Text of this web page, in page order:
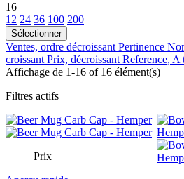
16
12 24 36 100 200
Sélectionner
Ventes, ordre décroissant Pertinence
croissant Prix, décroissant Reference, A
Affichage de 1-16 of 16 élément(s)
Filtres actifs
Prix